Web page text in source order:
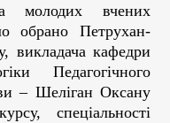
молодих вчених
обрано Петрухан-
викладача кафедри
Педагогічного
– Шеліган Оксану
cпеціальності